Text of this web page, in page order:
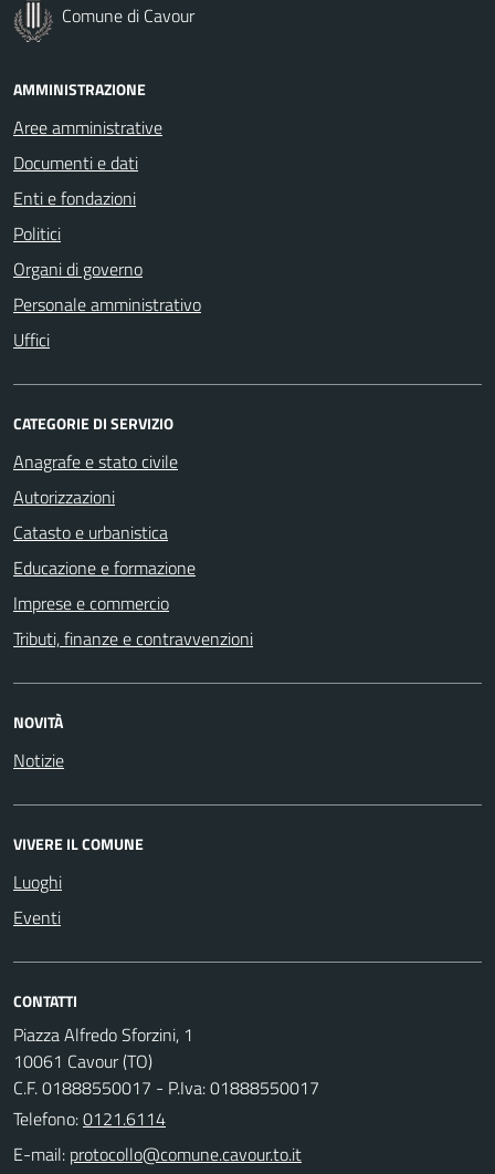
Comune di Cavour
AMMINISTRAZIONE
Aree amministrative
Documenti e dati
Enti e fondazioni
Politici
Organi di governo
Personale amministrativo
Uffici
CATEGORIE DI SERVIZIO
Anagrafe e stato civile
Autorizzazioni
Catasto e urbanistica
Educazione e formazione
Imprese e commercio
Tributi, finanze e contravvenzioni
NOVITÀ
Notizie
VIVERE IL COMUNE
Luoghi
Eventi
CONTATTI
Piazza Alfredo Sforzini, 1
10061 Cavour (TO)
C.F. 01888550017 - P.Iva: 01888550017
Telefono:0121.6114
E-mail: